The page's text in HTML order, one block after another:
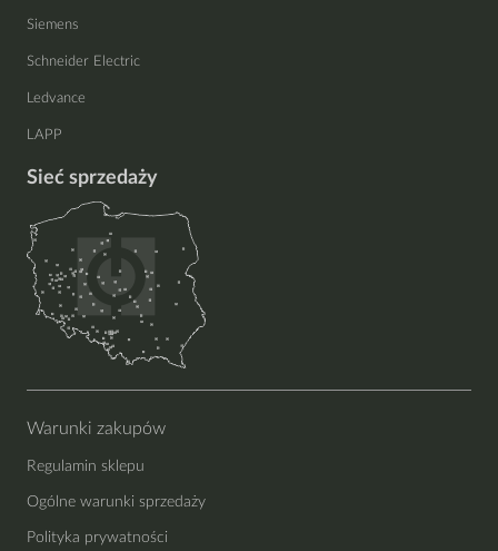
Siemens
Schneider Electric
Ledvance
LAPP
Sieć sprzedaży
Warunki zakupów
Regulamin sklepu
Ogólne warunki sprzedaży
Polityka prywatności